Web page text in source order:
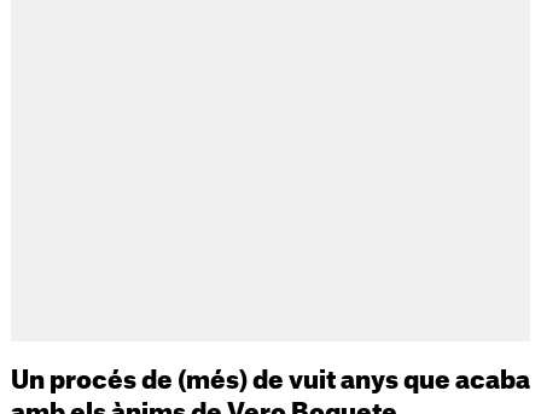
Un procés de (més) de vuit anys que acaba